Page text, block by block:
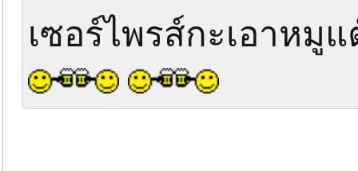
เซอร์ไพรส์กะเอาหมู